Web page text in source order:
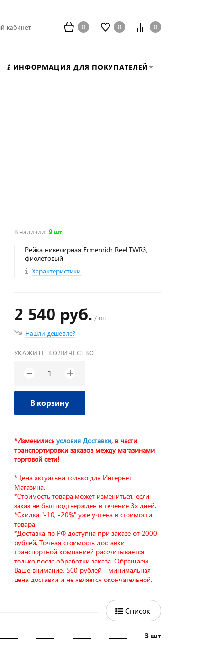
кабинет 0 0 0
ИНФОРМАЦИЯ ДЛЯ ПОКУПАТЕЛЕЙ
В наличии:9 шт
Рейка нивелирная Ermenrich Reel TWR3,
фиолетовый
Характеристики
2 540 руб. / шт
Нашли дешевле?
УКАЖИТЕ КОЛИЧЕСТВО
− +
В корзину
*Изменилисьусловия Доставки, в части
транспортировки заказов между магазинами
торговой сети!
*Цена актуальна только для Интернет
Магазина.
*Стоимость товара может измениться, если
заказ не был подтверждён в течение 3х дней.
*Скидка "-10, -20%" уже учтена в стоимости
товара.
*Доставка по РФ доступна при заказе от 2000
рублей. Точная стоимость доставки
транспортной компанией рассчитывается
только после обработки заказа. Обращаем
Ваше внимание, 500 рублей - минимальная
цена доставки и не является окончательной.
Список
3 шт